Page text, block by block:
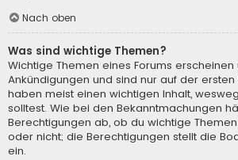
Nach oben
Was sind wichtige Themen?
Wichtige Themen eines Forums erscheinen
Ankündigungen und sind nur auf der ersten
haben meist einen wichtigen Inhalt,
solltest. Wie bei den Bekanntmachungen
Berechtigungen ab, ob du wichtige
oder nicht; die Berechtigungen stellt die
ein.